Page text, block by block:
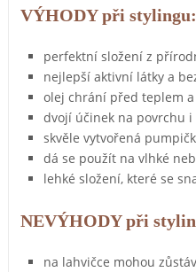
VÝHODY při stylingu:
perfektní složení z
nejlepší aktivní látky a
olej chrání před teplem
dvojí účinek na povrchu
skvěle vytvořená
dá se použít na vlhké
lehké složení, které se
NEVÝHODY při
na lahvičce mohou